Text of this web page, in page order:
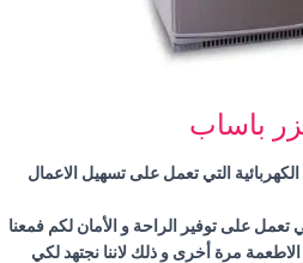
باساب
التي تعمل على تسهيل الاعمال
تعمل على توفير الراحة و الأمان لكم فمعنا
مرة أخرى و ذلك لاننا نجتهد لكي